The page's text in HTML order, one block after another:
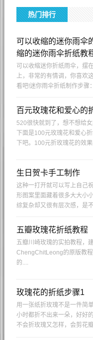
热门排行
可以收缩的迷你雨伞
缩的迷你雨伞折纸教
可以收缩迷你折纸雨伞，摆
上，非常的有情调，你喜欢
看吧!迷你雨伞折纸制作步骤
百元玫瑰花和爱心的
520很快就到了，想不想给女
下面是100元玫瑰花和爱心
下吧。100元折玫瑰花的效
生日贺卡手工制作
这种一打开就可以写上自己
形图案里面藏着很多大大小
综复杂却又很有层次感，是
呢?...
五瓣玫瑰花折纸教程
五瓣川崎玫瑰的实拍教程，
ChengChitLeong的原版教
的....
玫瑰花的折纸步骤1
用一张纸折玫瑰不是一件简
小时都折不出来一朵，好好
不会折玫瑰又怎样，会剪花